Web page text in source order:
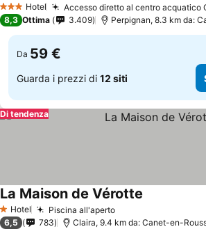
3 StelleHotel Accesso diretto al centro acquatico
Scopri i prezzi
8,3 Ottima 3.409 Perpignan, 8.3 km da:
Da 59 €
Guarda i prezzi di 12 siti
Di tendenza
1 Stelle
Hotel Piscina all'apertoScopri i prezzi
La Maison de Vérotte
6,5 783 Claira, 9.4 km da: Canet-en-